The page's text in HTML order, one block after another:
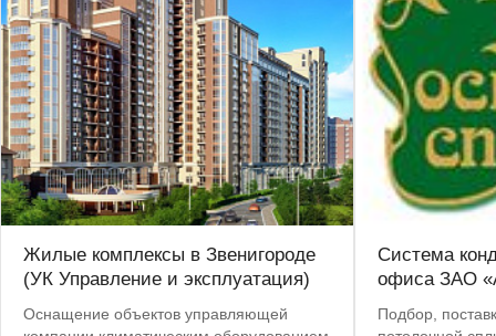
Жилые комплексы в Звенигороде
(УК Управление и эксплуатация)
Оснащение объектов управляющей
Система
офиса ЗАО
Подбор,